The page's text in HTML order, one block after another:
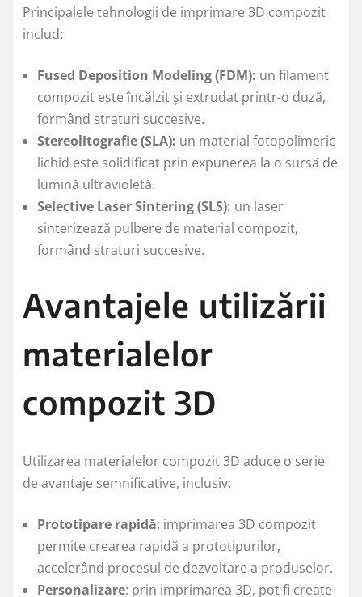
Principalele tehnologii de imprimare 3D compozit
includ:
Fused Deposition Modeling (FDM): un filament
compozit este încălzit și extrudat printr-o duză,
formând straturi succesive.
Stereolitografie (SLA): un material fotopolimeric
lichid este solidificat prin expunerea la o sursă de
lumină ultravioletă.
Selective Laser Sintering (SLS): un laser
sinterizează pulbere de material compozit,
formând straturi succesive.
Avantajele utilizării
materialelor
compozit 3D
Utilizarea materialelor compozit 3D aduce o serie
de avantaje semnificative, inclusiv:
Prototipare rapidă: imprimarea 3D compozit
permite crearea rapidă a prototipurilor,
accelerând procesul de dezvoltare a produselor.
Personalizare: prin imprimarea 3D, pot fi create